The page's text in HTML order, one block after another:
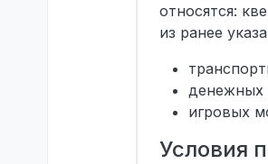
относятся:
из ранее
денежных
игровых
Условия